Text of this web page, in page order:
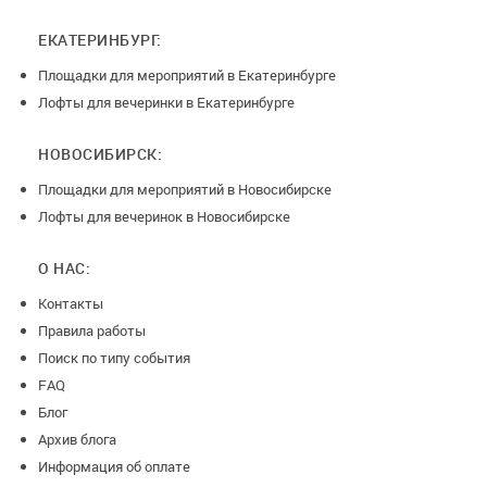
ЕКАТЕРИНБУРГ:
Площадки для мероприятий в Екатеринбурге
Лофты для вечеринки в Екатеринбурге
НОВОСИБИРСК:
Площадки для мероприятий в Новосибирске
Лофты для вечеринок в Новосибирске
О НАС:
Контакты
Правила работы
Поиск по типу события
FAQ
Блог
Архив блога
Информация об оплате